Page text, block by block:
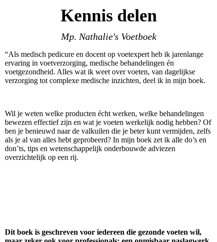
Kennis delen
Mp. Nathalie's Voetboek
“Als medisch pedicure en docent op voetexpert heb ik jarenlange
ervaring in voetverzorging, medische behandelingen én
voetgezondheid. Alles wat ik weet over voeten, van dagelijkse
verzorging tot complexe medische inzichten, deel ik in mijn boek.
Wil je weten welke producten écht werken, welke behandelingen
bewezen effectief zijn en wat je voeten werkelijk nodig hebben? Of
ben je benieuwd naar de valkuilen die je beter kunt vermijden, zelfs
als je al van alles hebt geprobeerd? In mijn boek zet ik alle do’s en
don’ts, tips en wetenschappelijk onderbouwde adviezen
overzichtelijk op een rij.
Dit boek is geschreven voor iedereen die gezonde voeten wil,